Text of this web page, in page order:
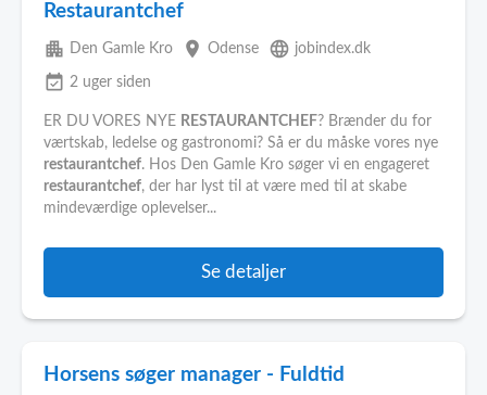
Restaurantchef
apartment Den Gamle Kro place Odense language jobindex.dk
event_available 2 uger siden
ER DU VORES NYE RESTAURANTCHEF ? Brænder du for
værtskab, ledelse og gastronomi? Så er du måske vores nye
restaurantchef. Hos Den Gamle Kro søger vi en engageret
restaurantchef, der har lyst til at være med til at skabe
mindeværdige oplevelser...
Se detaljer
Horsens søger manager - Fuldtid